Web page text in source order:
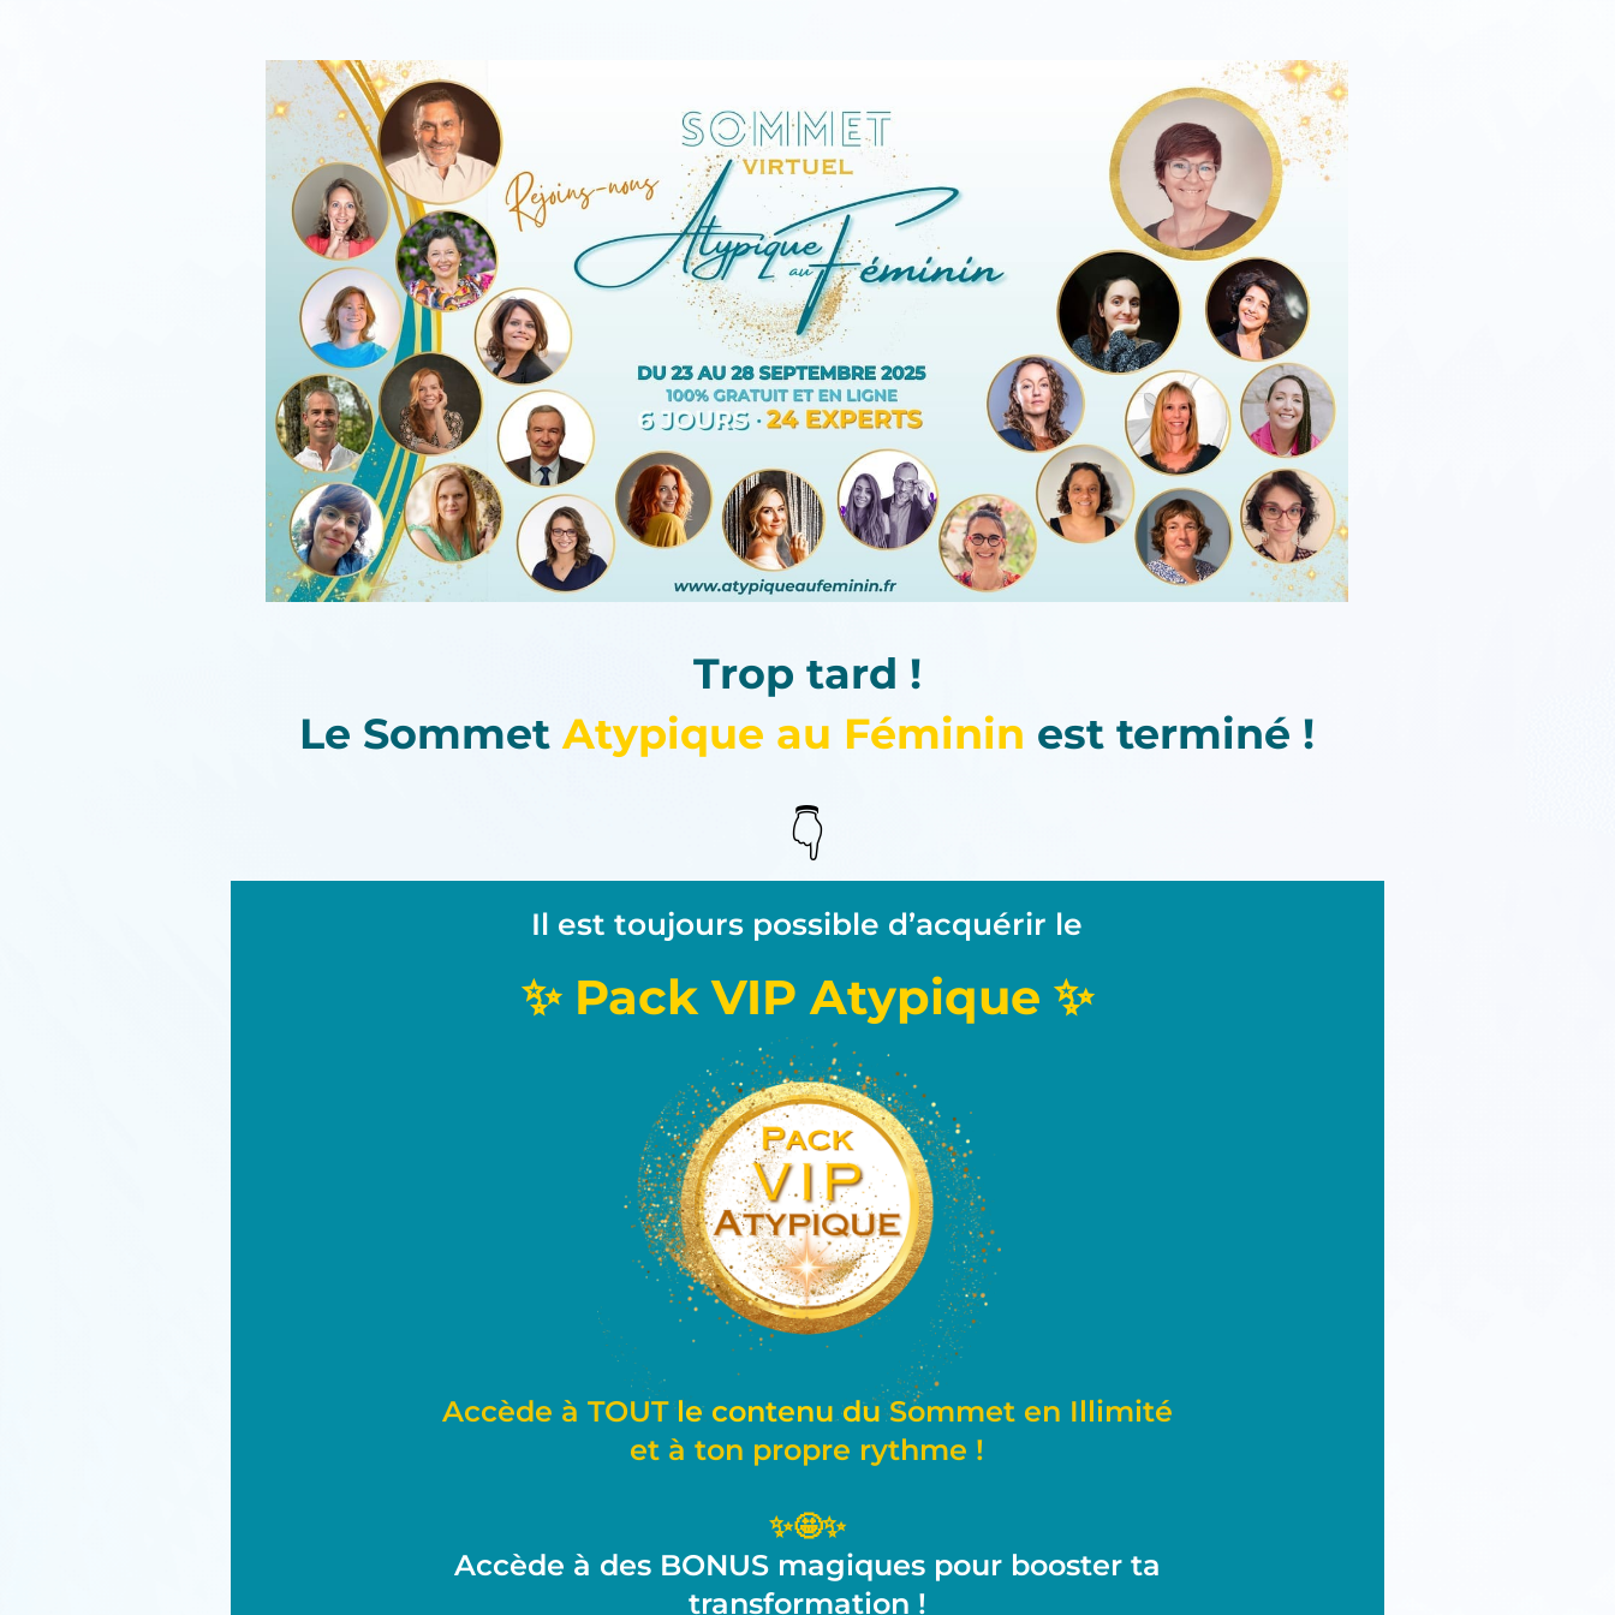
Trop tard !
Le SommetAtypique au Féminin est terminé !
👇
Il est toujours possible d’acquérir le
✨ Pack VIP Atypique ✨
Accède à TOUTle contenu duSommet en Illimité
et à ton propre rythme !
✨🤩✨
Accède à des BONUS magiques pour booster ta
transformation !